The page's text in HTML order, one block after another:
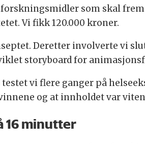
som skal
Vi fikk 120.000 kroner.
Deretter involverte vi
storyboard for
vi flere ganger på
og at innholdet var
16 minutter